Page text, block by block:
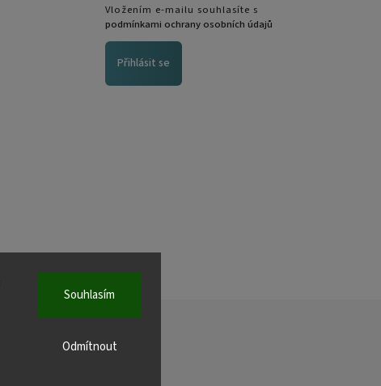
Odmítnout
Souhlasím
Vložením e-mailu souhlasíte s
podmínkami ochrany osobních údajů
Přihlásit se